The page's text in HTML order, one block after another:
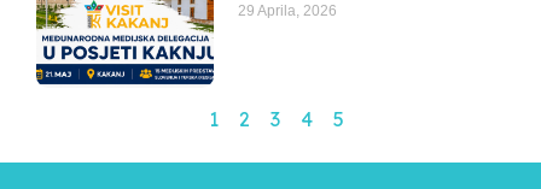
29 Aprila, 2026
1 2 3 4 5